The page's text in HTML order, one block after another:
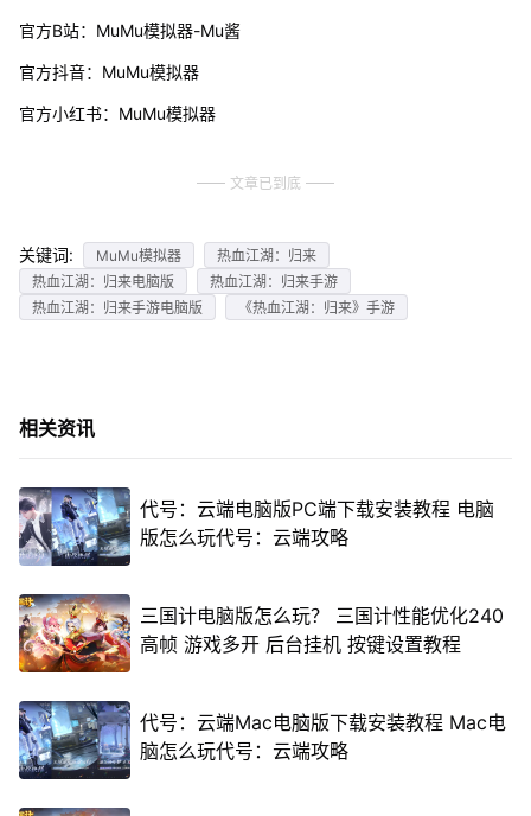
官方B站：MuMu模拟器-Mu酱
官方抖音：MuMu模拟器
官方小红书：MuMu模拟器
文章已到底
关键词: MuMu模拟器
热血江湖：归来
热血江湖：归来电脑版
热血江湖：归来手游
热血江湖：归来手游电脑版
《热血江湖：归来》手游
相关资讯
代号：云端电脑版PC端下载安装教程 电脑
版怎么玩代号：云端攻略
三国计电脑版怎么玩？ 三国计性能优化240
高帧 游戏多开 后台挂机 按键设置教程
代号：云端Mac电脑版下载安装教程 Mac电
脑怎么玩代号：云端攻略